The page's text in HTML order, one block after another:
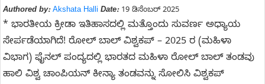
Authored by: Akshata Halli Date:19 ಡಿಸೆಂಬರ್ 2025
* ಭಾರತೀಯ ಕ್ರೀಡಾ ಇತಿಹಾಸದಲ್ಲಿ ಮತ್ತೊಂದು ಸುವರ್ಣ ಅಧ್ಯಾಯ
ಸೇರ್ಪಡೆಯಾಗಿದೆ! ರೋಲ್ ಬಾಲ್ ವಿಶ್ವಕಪ್ – 2025 ರ (ಮಹಿಳಾ
ವಿಭಾಗ) ಫೈನಲ್ ಪಂದ್ಯದಲ್ಲಿ ಭಾರತದ ಮಹಿಳಾ ರೋಲ್ ಬಾಲ್ ತಂಡವು
ಹಾಲಿ ವಿಶ್ವ ಚಾಂಪಿಯನ್ ಕೀನ್ಯಾ ತಂಡವನ್ನು ಸೋಲಿಸಿ ವಿಶ್ವಕಪ್